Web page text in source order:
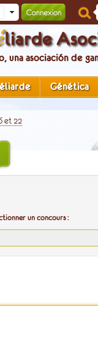
liarde
una asociación de
Génética
et 22
un concours :